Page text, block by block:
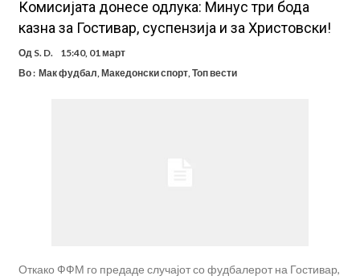
Комисијата донесе одлука: Минус три бода
казна за Гостивар, суспензија и за Христовски!
Од S. D.
15:40, 01 март
Во : Мак фудбал,Македонски спорт,Топ вести
Откако ФФМ го предаде случајот со фудбалерот на Гостивар,